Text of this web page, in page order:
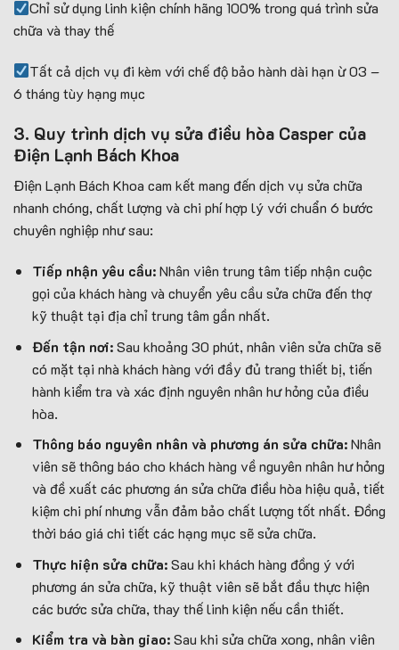
Chỉ sử dụng linh kiện chính hãng 100% trong quá trình sửa
chữa và thay thế
Tất cả dịch vụ đi kèm với chế độ bảo hành dài hạn ừ 03 –
6 tháng tùy hạng mục
3. Quy trình dịch vụ sửa điều hòa Casper của
Điện Lạnh Bách Khoa
Điện Lạnh Bách Khoa cam kết mang đến dịch vụ sửa chữa
nhanh chóng, chất lượng và chi phí hợp lý với chuẩn 6 bước
chuyên nghiệp như sau:
Tiếp nhận yêu cầu:Nhân viên trung tâm tiếp nhận cuộc
gọi của khách hàng và chuyển yêu cầu sửa chữa đến thợ
kỹ thuật tại địa chỉ trung tâm gần nhất.
Đến tận nơi:Sau khoảng 30 phút, nhân viên sửa chữa sẽ
có mặt tại nhà khách hàng với đầy đủ trang thiết bị, tiến
hành kiểm tra và xác định nguyên nhân hư hỏng của điều
hòa.
Thông báo nguyên nhân và phương án sửa chữa:Nhân
viên sẽ thông báo cho khách hàng về nguyên nhân hư hỏng
và đề xuất các phương án sửa chữa điều hòa hiệu quả, tiết
kiệm chi phí nhưng vẫn đảm bảo chất lượng tốt nhất. Đồng
thời báo giá chi tiết các hạng mục sẽ sửa chữa.
Thực hiện sửa chữa:Sau khi khách hàng đồng ý với
phương án sửa chữa, kỹ thuật viên sẽ bắt đầu thực hiện
các bước sửa chữa, thay thế linh kiện nếu cần thiết.
Kiểm tra và bàn giao:Sau khi sửa chữa xong, nhân viên